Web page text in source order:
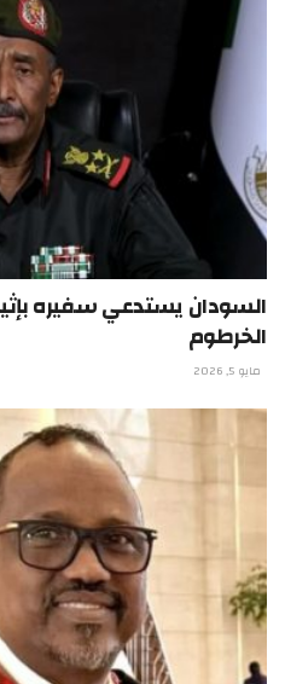
السودان يستدعي سفيره
الخرطوم
مايو 5, 2026